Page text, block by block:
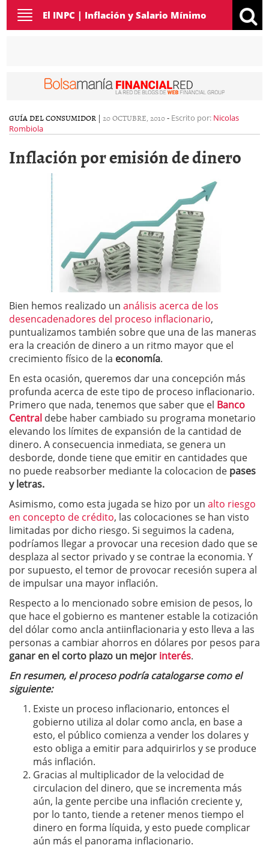
Toggle
navigation
El INPC | Inflación y Salario Mínimo
GUÍA DEL CONSUMIDOR | 20 OCTUBRE, 2010- Escrito por: Nicolas
Rombiola
Inflación por emisión de dinero
Bien hemos realizado un análisis acerca de los
desencadenadores del proceso inflacionario,
puntualizamos también sobre que una de las maneras
era la creación de dinero a un ritmo mayor que el
crecimiento físico de la economía.
En esta ocasión, queremos dar una concepción más
profunda acerca de este tipo de proceso inflacionario.
Primero que nada, tenemos que saber que el Banco
Central debe haber cambiado su programa monetario
elevando los límites de expansión de la cantidad de
dinero. A consecuencia inmediata, se genera un
desborde, donde tiene que emitir en cantidades que
no puede reabsorber mediante la colocacion de pases
y letras.
Asimismo, como esta jugada se hizo por un alto riesgo
en concepto de crédito, las colocaciones se han visto
limitadas por dicho riesgo. Si seguimos la cadena,
podríamos llegar a provocar una recesion dado que se
desplaza al sector privado y se contrae la economia. Y
por supuesto, el temor de provocar recesión supera al
de impulsar una mayor inflación.
Respecto a lo mencionado sobre emision de pesos, lo
que hace el gobierno es mantener estable la cotización
del dólar como ancla antiinflacionaria y esto lleva a las
personas a cambiar ahorros en dólares por pesos para
ganar en el corto plazo un mejor interés.
En resumen, el proceso podría catalogarse como el
siguiente:
Existe un proceso inflacionario, entonces el
gobierno utiliza al dolar como ancla, en base a
esto, el público comienza a vender los dolares y
esto obliga a emitir para adquirirlos y se produce
más inflación.
Gracias al multiplicador de la velocidad de
circulacion del dinero, que se incrementa más
aún, la gente percibe una inflación creciente y,
por lo tanto, tiende a retener menos tiempo el
dinero en forma líquida, y esto puede complicar
aún más el panorama inflacionario.